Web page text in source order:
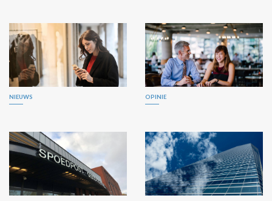
NIEUWS OPINIE